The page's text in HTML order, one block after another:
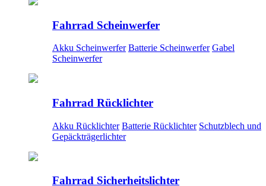
Fahrrad Scheinwerfer
Akku Scheinwerfer Batterie Scheinwerfer Gabel
Scheinwerfer
Fahrrad Rücklichter
Akku Rücklichter Batterie Rücklichter Schutzblech und
Gepäckträgerlichter
Fahrrad Sicherheitslichter